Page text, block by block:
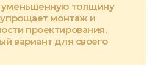
толщину
монтаж и
проектирования.
вариант для своего